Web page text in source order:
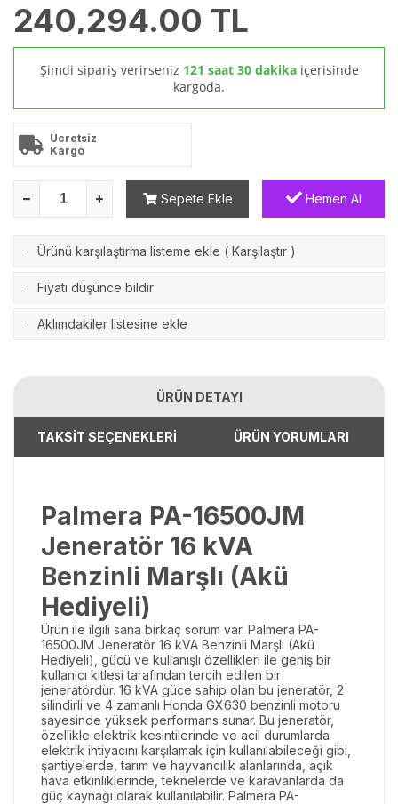
240,294.00 TL
Şimdi sipariş verirseniz 121 saat 30 dakika içerisinde
kargoda.
Ücretsiz
Kargo
Sepete Ekle Hemen Al
· Ürünü karşılaştırma listeme ekle ( Karşılaştır )
· Fiyatı düşünce bildir
· Aklımdakiler listesine ekle
ÜRÜN DETAYI
TAKSİT SEÇENEKLERİ ÜRÜN YORUMLARI
Palmera PA-16500JM
Jeneratör 16 kVA
Benzinli Marşlı (Akü
Hediyeli)
Ürün ile ilgili sana birkaç sorum var. Palmera PA-
16500JM Jeneratör 16 kVA Benzinli Marşlı (Akü
Hediyeli), gücü ve kullanışlı özellikleri ile geniş bir
kullanıcı kitlesi tarafından tercih edilen bir
jeneratördür. 16 kVA güce sahip olan bu jeneratör, 2
silindirli ve 4 zamanlı Honda GX630 benzinli motoru
sayesinde yüksek performans sunar. Bu jeneratör,
özellikle elektrik kesintilerinde ve acil durumlarda
elektrik ihtiyacını karşılamak için kullanılabileceği gibi,
şantiyelerde, tarım ve hayvancılık alanlarında, açık
hava etkinliklerinde, teknelerde ve karavanlarda da
güç kaynağı olarak kullanılabilir. Palmera PA-